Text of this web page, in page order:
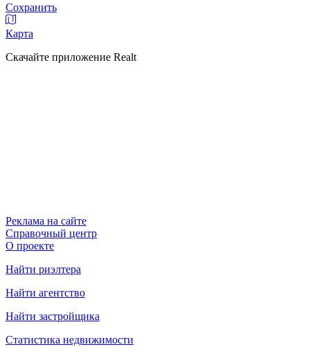
Сохранить
Карта
Скачайте приложение Realt
Реклама на сайте
Справочный центр
О проекте
Найти риэлтера
Найти агентство
Найти застройщика
Статистика недвижимости